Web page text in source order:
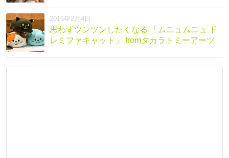
2016年2月4日
思わずツンツンしたくなる 「ムニュムニュ ド
レミファキャット」 fromタカラトミーアーツ